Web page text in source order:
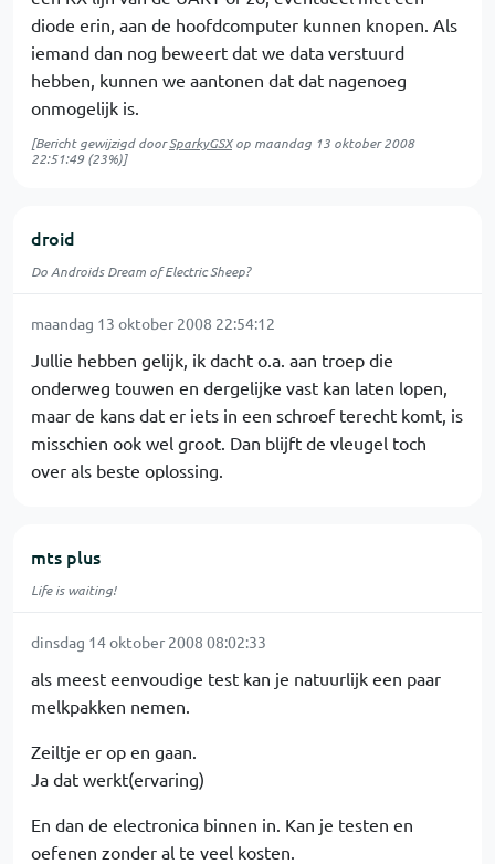
diode erin, aan de hoofdcomputer kunnen knopen. Als
iemand dan nog beweert dat we data verstuurd
hebben, kunnen we aantonen dat dat nagenoeg
onmogelijk is.
[Bericht gewijzigd doorSparkyGSXop maandag 13 oktober 2008
22:51:49(23%)]
droid
Do Androids Dream of Electric Sheep?
maandag 13 oktober 2008 22:54:12
Jullie hebben gelijk, ik dacht o.a. aan troep die
onderweg touwen en dergelijke vast kan laten lopen,
maar de kans dat er iets in een schroef terecht komt, is
misschien ook wel groot. Dan blijft de vleugel toch
over als beste oplossing.
mts plus
Life is waiting!
dinsdag 14 oktober 2008 08:02:33
als meest eenvoudige test kan je natuurlijk een paar
melkpakken nemen.
Zeiltje er op en gaan.
Ja dat werkt(ervaring)
En dan de electronica binnen in. Kan je testen en
oefenen zonder al te veel kosten.